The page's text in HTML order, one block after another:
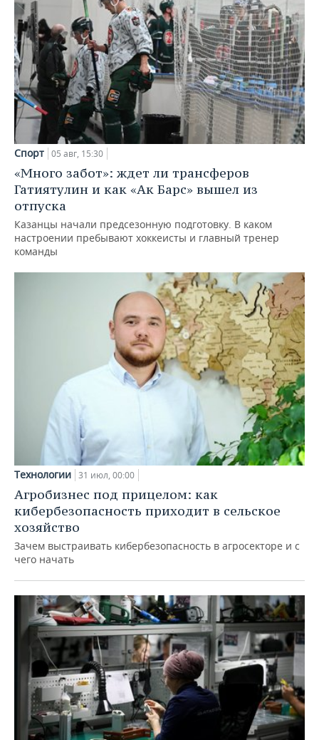
Спорт 05 авг, 15:30
«Много забот»: ждет ли трансферов
Гатиятулин и как «Ак Барс» вышел из
отпуска
Казанцы начали предсезонную подготовку. В каком
настроении пребывают хоккеисты и главный тренер
команды
Технологии 31 июл, 00:00
Агробизнес под прицелом: как
кибербезопасность приходит в сельское
хозяйство
Зачем выстраивать кибербезопасность в агросекторе и с
чего начать